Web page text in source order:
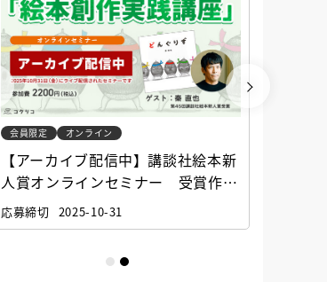
会員限定 オンライン
【アーカイブ配信中】講談社絵本新
人賞オンラインセミナー 受賞作家
と担当編集者が語る「絵本創作実践
講座」
応募締切 2025-10-31